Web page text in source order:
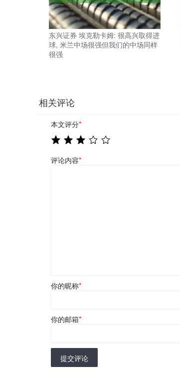
东兴证券 埃克勒卡姆: 很高兴取得进
球, 米兰中场很强但我们的中场同样
很强
相关评论
本文评分*
评论内容*
你的昵称*
你的邮箱*
提交评论